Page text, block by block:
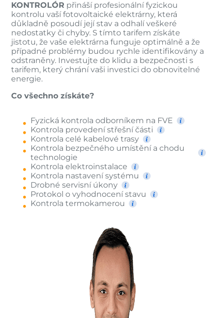
KONTROLÓR přináší profesionální fyzickou
kontrolu vaší fotovoltaické elektrárny, která
důkladně posoudí její stav a odhalí veškeré
nedostatky či chyby. S tímto tarifem získáte
jistotu, že vaše elektrárna funguje optimálně a že
případné problémy budou rychle identifikovány a
odstraněny. Investujte do klidu a bezpečnosti s
tarifem, který chrání vaši investici do obnovitelné
energie.
Co všechno získáte?
Fyzická kontrola odborníkem na FVE
Kontrola provedení střešní části
Kontrola celé kabelové trasy
Kontrola bezpečného umístění a chodu
technologie
Kontrola elektroinstalace
Kontrola nastavení systému
Drobné servisní úkony
Protokol o vyhodnocení stavu
Kontrola termokamerou